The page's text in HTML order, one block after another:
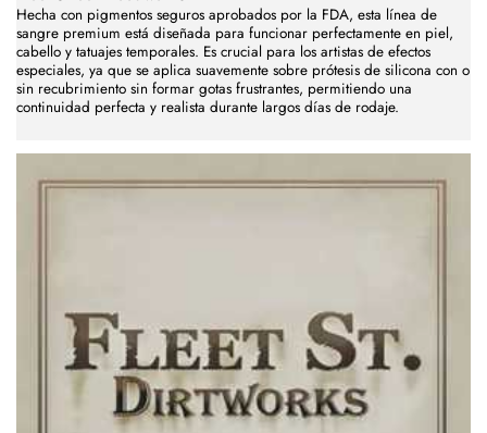
Hecha con pigmentos seguros aprobados por la FDA, esta línea de
sangre premium está diseñada para funcionar perfectamente en piel,
cabello y tatuajes temporales. Es crucial para los artistas de efectos
especiales, ya que se aplica suavemente sobre prótesis de silicona con o
sin recubrimiento sin formar gotas frustrantes, permitiendo una
continuidad perfecta y realista durante largos días de rodaje.